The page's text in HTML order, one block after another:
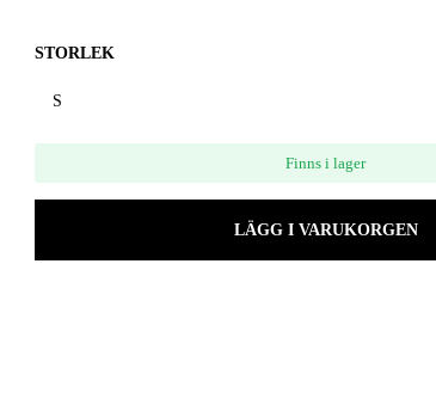
STORLEK
Finns i lager
LÄGG I VARUKORGEN